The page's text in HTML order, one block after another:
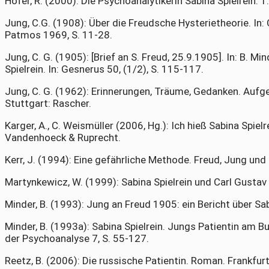
Jung, C.G. (1908): Über die Freudsche Hysterietheorie.
Patmos 1969, S. 11-28.
Jung, C. G. (1905): [Brief an S. Freud, 25.9.1905]. In: B.
Spielrein. In: Gesnerus 50, (1/2), S. 115-117.
Jung, C. G. (1962): Erinnerungen, Träume, Gedanken.
Stuttgart: Rascher.
Karger, A., C. Weismüller (2006, Hg.): Ich hieß Sabina
Vandenhoeck & Ruprecht.
Kerr, J. (1994): Eine gefährliche Methode. Freud, Jung und
Martynkewicz, W. (1999): Sabina Spielrein und Carl
Minder, B. (1993): Jung an Freud 1905: ein Bericht über
Minder, B. (1993a): Sabina Spielrein. Jungs Patientin
der Psychoanalyse 7, S. 55-127.
Reetz, B. (2006): Die russische Patientin. Roman.